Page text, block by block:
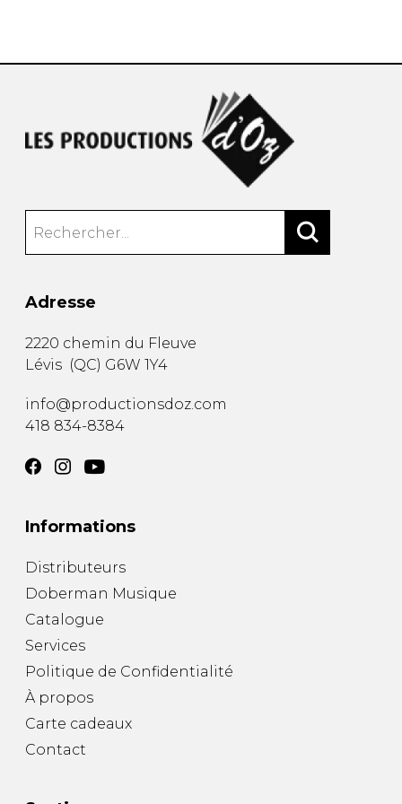
Adresse
2220 chemin du Fleuve
Lévis (QC) G6W 1Y4
info@productionsdoz.com
418 834-8384
Informations
Distributeurs
Doberman Musique
Catalogue
Services
Politique de Confidentialité
À propos
Carte cadeaux
Contact